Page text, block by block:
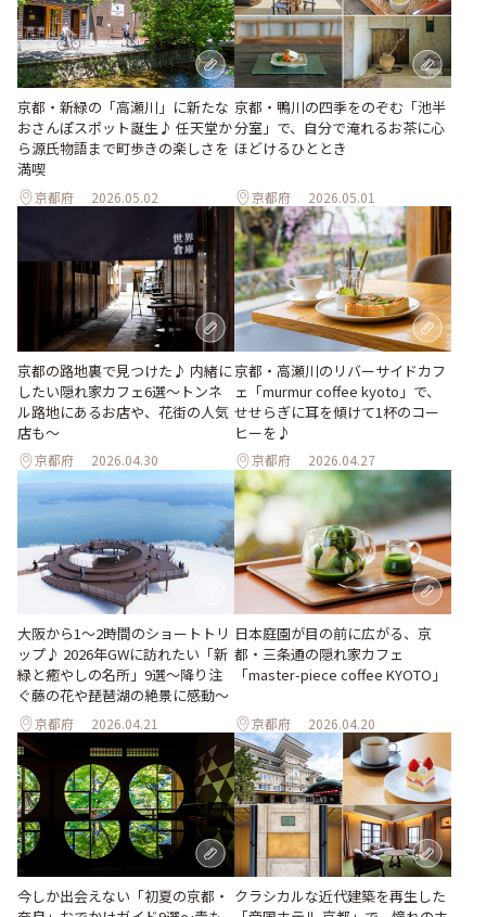
京都・新緑の「高瀬川」に新たな
おさんぽスポット誕生♪ 任天堂か
ら源氏物語まで町歩きの楽しさを
満喫
京都府 2026.05.02
京都・鴨川の四季をのぞむ「池半
分室」で、自分で淹れるお茶に心
ほどけるひととき
京都府 2026.05.01
京都の路地裏で見つけた♪ 内緒に
したい隠れ家カフェ6選～トンネ
ル路地にあるお店や、花街の人気
店も～
京都府 2026.04.30
京都・高瀬川のリバーサイドカフ
ェ「murmur coffee kyoto」で、
せせらぎに耳を傾けて1杯のコー
ヒーを♪
京都府 2026.04.27
大阪から1〜2時間のショートトリ
ップ♪ 2026年GWに訪れたい「新
緑と癒やしの名所」9選～降り注
ぐ藤の花や琵琶湖の絶景に感動～
京都府 2026.04.21
日本庭園が目の前に広がる、京
都・三条通の隠れ家カフェ
「master-piece coffee KYOTO」
京都府 2026.04.20
今しか出会えない「初夏の京都・ クラシカルな近代建築を再生した